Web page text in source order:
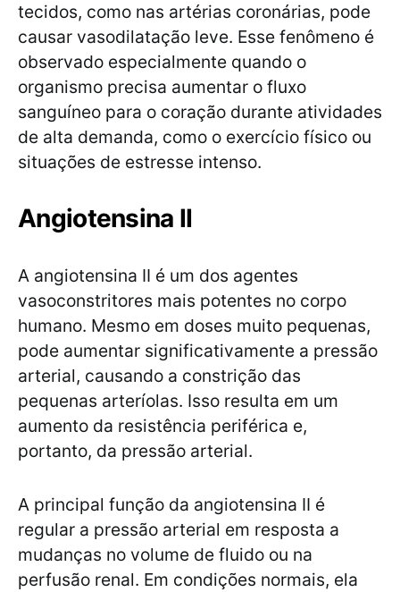
tecidos, como nas artérias coronárias, pode
causar vasodilatação leve. Esse fenômeno é
observado especialmente quando o
organismo precisa aumentar o fluxo
sanguíneo para o coração durante atividades
de alta demanda, como o exercício físico ou
situações de estresse intenso.
Angiotensina II
A angiotensina II é um dos agentes
vasoconstritores mais potentes no corpo
humano. Mesmo em doses muito pequenas,
pode aumentar significativamente a pressão
arterial, causando a constrição das
pequenas arteríolas. Isso resulta em um
aumento da resistência periférica e,
portanto, da pressão arterial.
A principal função da angiotensina II é
regular a pressão arterial em resposta a
mudanças no volume de fluido ou na
perfusão renal. Em condições normais, ela